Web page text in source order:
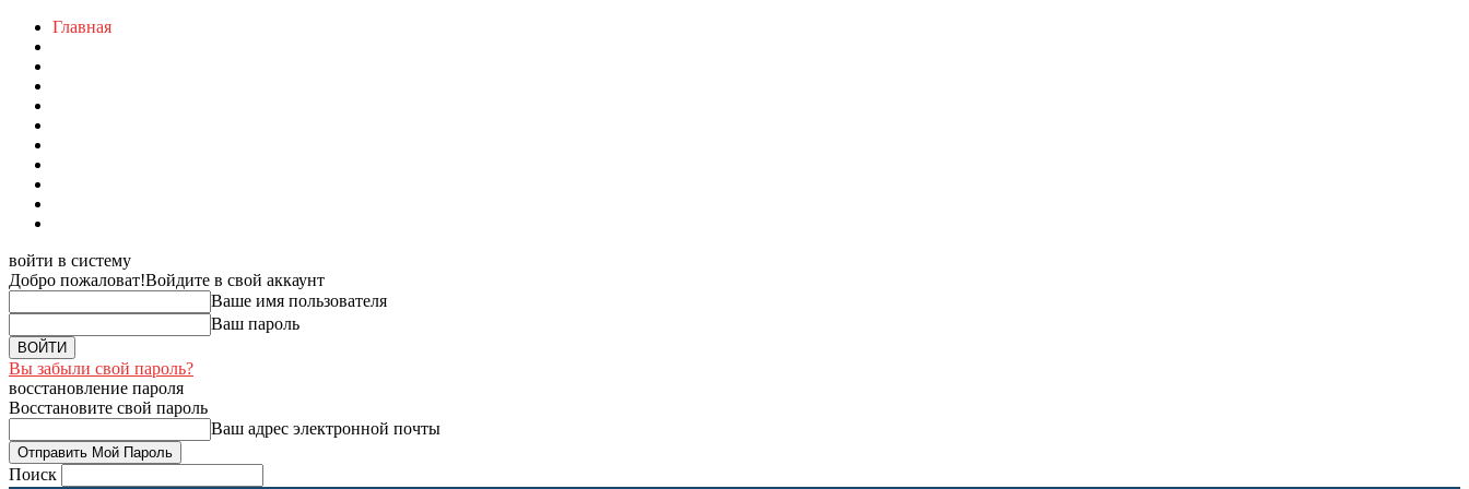
Главная
войти в систему
Добро пожаловат!Войдите в свой аккаунт
Ваше имя пользователя
Ваш пароль
Вы забыли свой пароль?
восстановление пароля
Восстановите свой пароль
Ваш адрес электронной почты
Поиск